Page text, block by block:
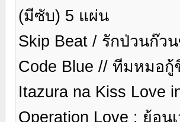
(มีซับ) 5 แผ่น
Skip Beat / รักป่วนก๊ว
Code Blue // ทีมหมอ
Itazura na Kiss Love
Operation Love : ย้อ